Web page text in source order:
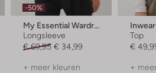
-50%
My Essential Wardrobe
Longsleeve
€ 69,95 € 34,99
+ meer kleuren
Inwear
Top
€
+